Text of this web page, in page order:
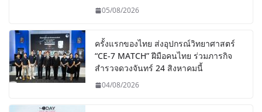
05/08/2026
ครั้งแรกของไทย ส่งอุปกรณ์วิทยาศาสตร์
“CE-7 MATCH” ฝีมือคนไทย ร่วมภารกิจ
สำรวจดวงจันทร์ 24 สิงหาคมนี้
04/08/2026